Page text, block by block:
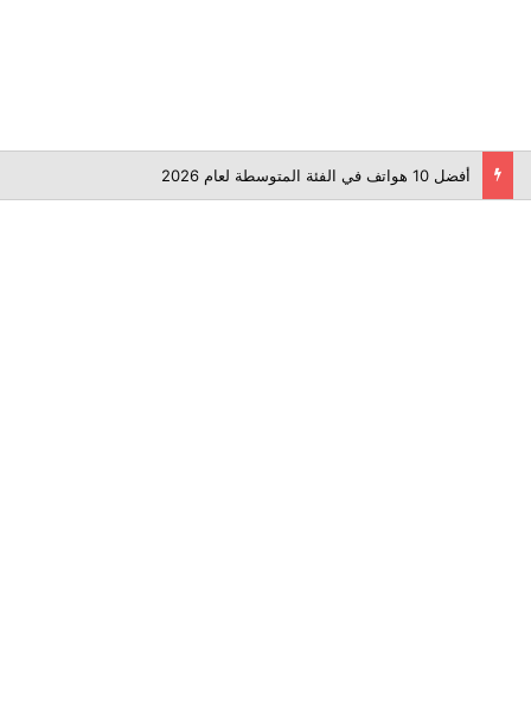
أفضل 10 هواتف في الفئة المتوسطة لعام 2026